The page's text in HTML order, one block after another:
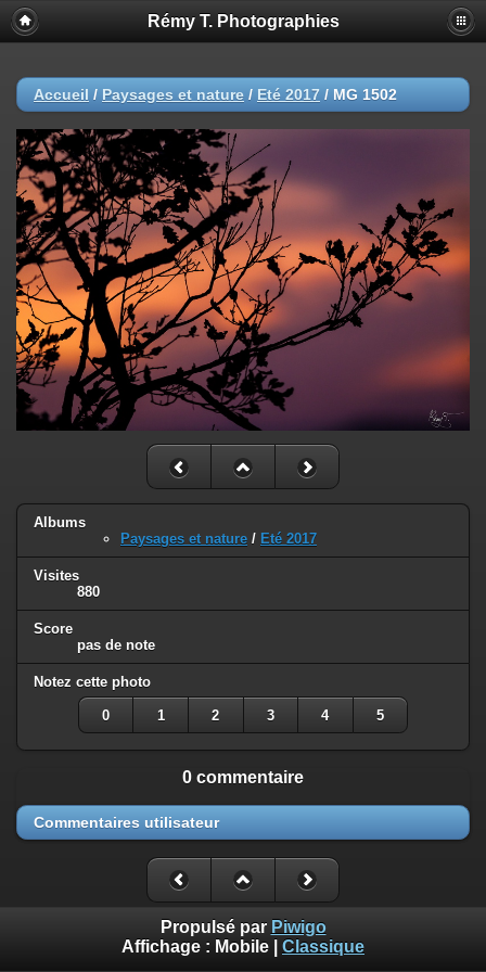
Rémy T. Photographies
Accueil / Paysages et nature / Eté 2017 / MG 1502
Albums
Paysages et nature / Eté 2017
Visites
880
Score
pas de note
Notez cette photo
0 1 2 3 4 5
0 commentaire
Commentaires utilisateur
Propulsé par Piwigo
Affichage : Mobile Classique